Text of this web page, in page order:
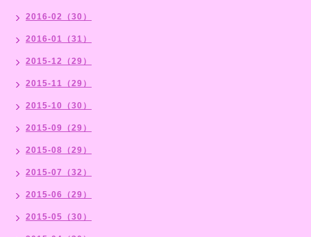
2016-02（30）
2016-01（31）
2015-12（29）
2015-11（29）
2015-10（30）
2015-09（29）
2015-08（29）
2015-07（32）
2015-06（29）
2015-05（30）